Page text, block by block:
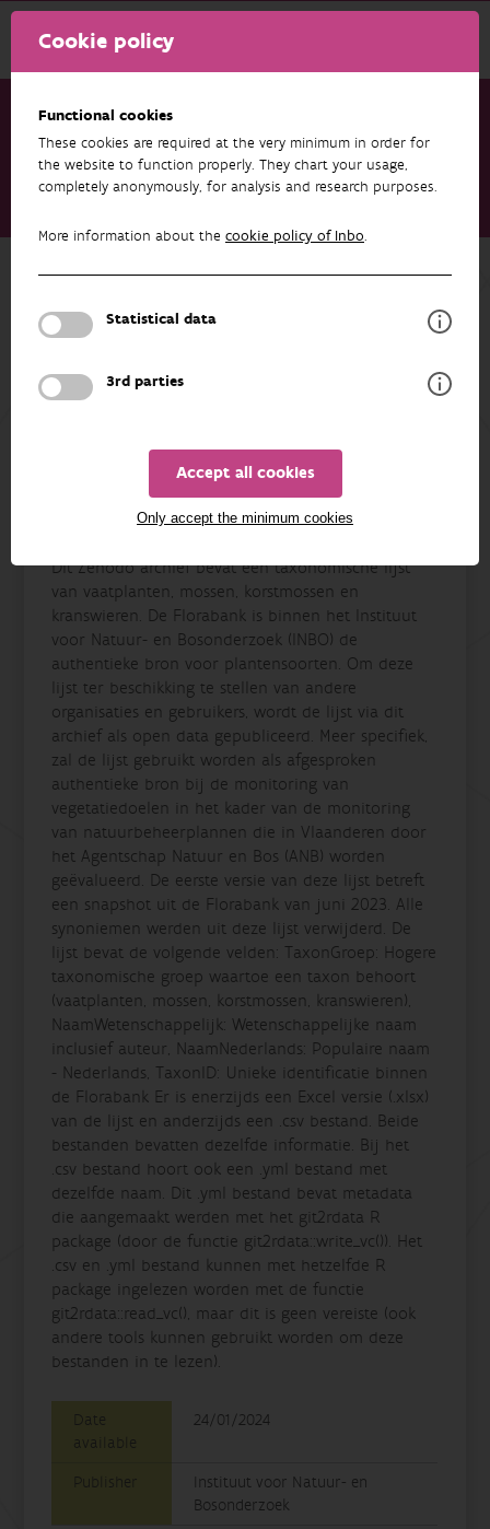
Cookie policy
Functional cookies
These cookies are required at the very minimum in order for
the website to function properly. They chart your usage,
completely anonymously, for analysis and research purposes.
More information about the cookie policy of Inbo.
Statistical data
3rd parties
Accept all cookies
Only accept the minimum cookies
Research & results
Datasets
Florabank taxonomische lijst van planten in functie van
Back to overview
Florabank taxonomische lijst van
planten in functie van
beheermonitoring in Vlaanderen
Dit Zenodo archief bevat een taxonomische lijst
van vaatplanten, mossen, korstmossen en
kranswieren. De Florabank is binnen het Instituut
voor Natuur- en Bosonderzoek (INBO) de
authentieke bron voor plantensoorten. Om deze
lijst ter beschikking te stellen van andere
organisaties en gebruikers, wordt de lijst via dit
archief als open data gepubliceerd. Meer specifiek,
zal de lijst gebruikt worden als afgesproken
authentieke bron bij de monitoring van
vegetatiedoelen in het kader van de monitoring
van natuurbeheerplannen die in Vlaanderen door
het Agentschap Natuur en Bos (ANB) worden
geëvalueerd. De eerste versie van deze lijst betreft
een snapshot uit de Florabank van juni 2023. Alle
synoniemen werden uit deze lijst verwijderd. De
lijst bevat de volgende velden: TaxonGroep: Hogere
taxonomische groep waartoe een taxon behoort
(vaatplanten, mossen, korstmossen, kranswieren),
NaamWetenschappelijk: Wetenschappelijke naam
inclusief auteur, NaamNederlands: Populaire naam
- Nederlands, TaxonID: Unieke identificatie binnen
de Florabank Er is enerzijds een Excel versie (.xlsx)
van de lijst en anderzijds een .csv bestand. Beide
bestanden bevatten dezelfde informatie. Bij het
.csv bestand hoort ook een .yml bestand met
dezelfde naam. Dit .yml bestand bevat metadata
die aangemaakt werden met het git2rdata R
package (door de functie git2rdata::write_vc()). Het
.csv en .yml bestand kunnen met hetzelfde R
package ingelezen worden met de functie
git2rdata::read_vc(), maar dit is geen vereiste (ook
andere tools kunnen gebruikt worden om deze
bestanden in te lezen).
Date
available
24/01/2024
Publisher
Instituut voor Natuur- en
Bosonderzoek